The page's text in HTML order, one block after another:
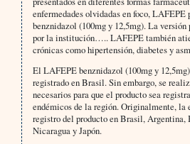
enfermedades olvidadas en foco, LAFEPE
benznidazol (100mg y 12,5mg). La
por la institución….. LAFEPE también
crónicas como hipertensión, diabetes y
El LAFEPE benznidazol (100mg y
registra­do en Brasil. Sin embargo, se
necesarios para que el producto sea
endémicos de la región. Originalmente, la
registro del producto en Brasil, Argentina,
Nicaragua y Japón.